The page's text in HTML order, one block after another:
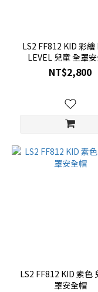
LS2 FF812 KID 彩繪
LEVEL 兒童 全罩
NT$2,800
LS2 FF812 KID 素色
罩安全帽